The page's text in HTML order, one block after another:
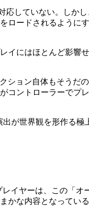
していない。しかし
ロードされるように
にはほとんど影響
ション自体もそうだ
コントローラーでプ
イヤーは、この「
かな内容となっている